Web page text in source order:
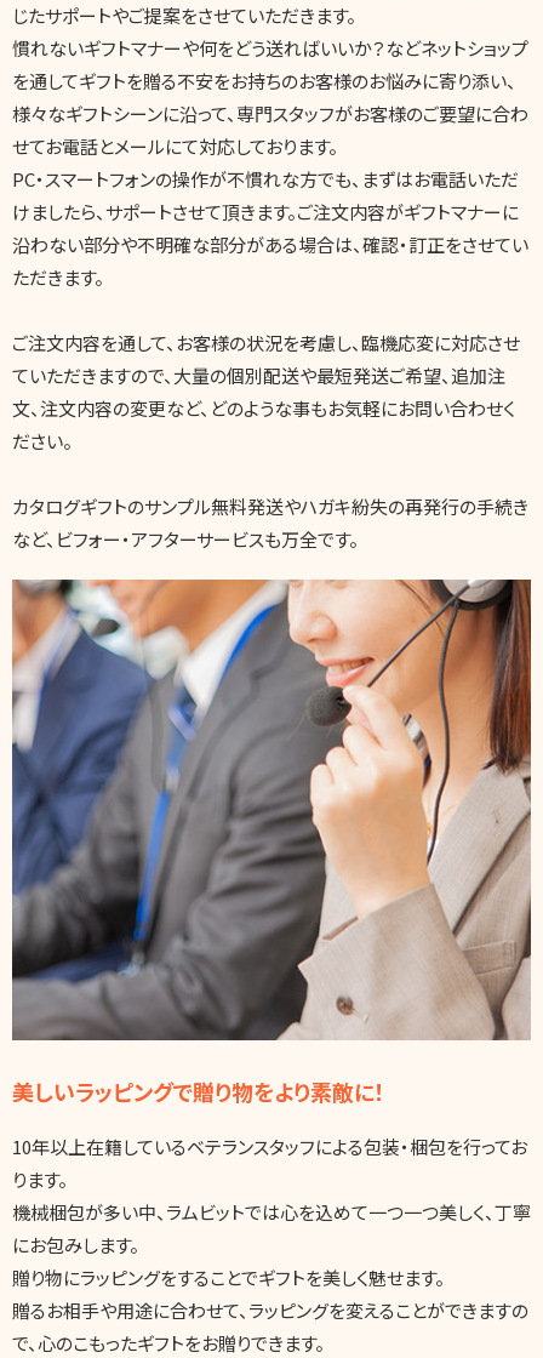
じたサポートやご提案をさせていただきます。
慣れないギフトマナーや何をどう送ればいいか？などネットショップ
を通してギフトを贈る不安をお持ちのお客様のお悩みに寄り添い、
様々なギフトシーンに沿って、専門スタッフがお客様のご要望に合わ
せてお電話とメールにて対応しております。
PC・スマートフォンの操作が不慣れな方でも、まずはお電話いただ
けましたら、サポートさせて頂きます。ご注文内容がギフトマナーに
沿わない部分や不明確な部分がある場合は、確認・訂正をさせてい
ただきます。
ご注文内容を通して、お客様の状況を考慮し、臨機応変に対応させ
ていただきますので、大量の個別配送や最短発送ご希望、追加注
文、注文内容の変更など、どのような事もお気軽にお問い合わせく
ださい。
カタログギフトのサンプル無料発送やハガキ紛失の再発行の手続き
など、ビフォー・アフターサービスも万全です。
美しいラッピングで贈り物をより素敵に！
10年以上在籍しているベテランスタッフによる包装・梱包を行ってお
ります。
機械梱包が多い中、ラムビットでは心を込めて一つ一つ美しく、丁寧
にお包みします。
贈り物にラッピングをすることでギフトを美しく魅せます。
贈るお相手や用途に合わせて、ラッピングを変えることができますの
で、心のこもったギフトをお贈りできます。